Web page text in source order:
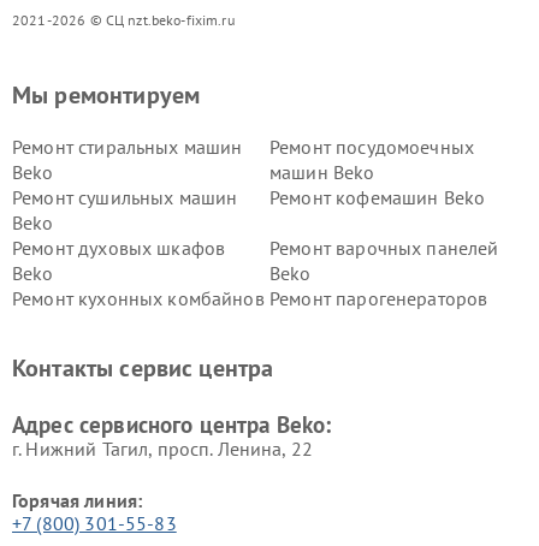
2021-2026 © СЦ nzt.beko-fixim.ru
Мы ремонтируем
Ремонт стиральных машин
Beko
Ремонт посудомоечных
машин Beko
Ремонт сушильных машин
Beko
Ремонт кофемашин Beko
Ремонт духовых шкафов
Beko
Ремонт варочных панелей
Beko
Ремонт кухонных комбайнов Ремонт парогенераторов
Ремонт холодильников Beko Ремонт морозильных камер
Контакты сервис центра
Адрес сервисного центра Beko:
г. Нижний Тагил, просп. Ленина, 22
Горячая линия:
+7 (800) 301-55-83